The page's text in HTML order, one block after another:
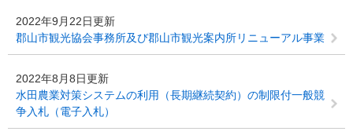
2022年9月22日更新
郡山市観光協会事務所及び郡山市観光案内所リニューアル事業
2022年8月8日更新
水田農業対策システムの利用（長期継続契約）の制限付一般競
争入札（電子入札）